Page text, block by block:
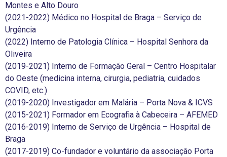
Montes e Alto Douro
(2021-2022) Médico no Hospital de Braga – Serviço de
Urgência
(2022) Interno de Patologia Clínica – Hospital Senhora da
Oliveira
(2019-2021) Interno de Formação Geral – Centro Hospitalar
do Oeste (medicina interna, cirurgia, pediatria, cuidados
COVID, etc.)
(2019-2020) Investigador em Malária – Porta Nova & ICVS
(2015-2021) Formador em Ecografia à Cabeceira – AFEMED
(2016-2019) Interno de Serviço de Urgência – Hospital de
Braga
(2017-2019) Co-fundador e voluntário da associação Porta